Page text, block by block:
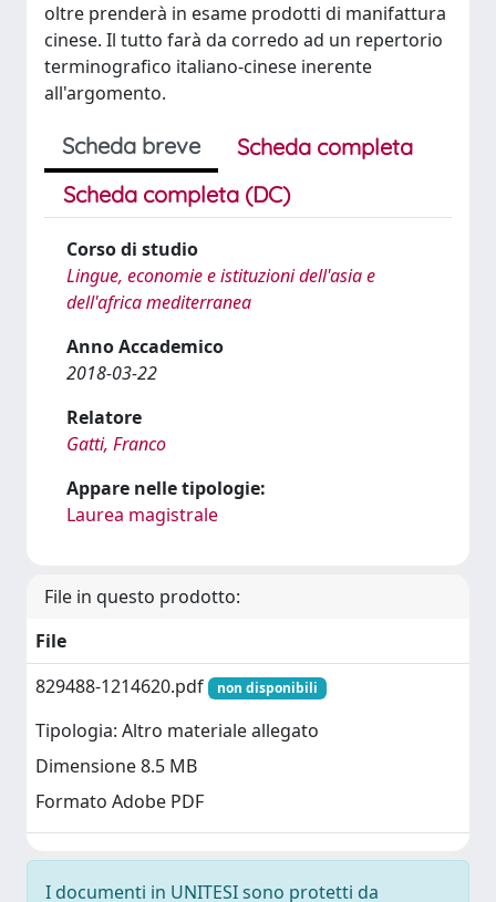
oltre prenderà in esame prodotti di manifattura
cinese. Il tutto farà da corredo ad un repertorio
terminografico italiano-cinese inerente
all'argomento.
Scheda breve
Scheda completa
Scheda completa (DC)
Corso di studio
Lingue, economie e istituzioni dell'asia e
dell'africa mediterranea
Anno Accademico
2018-03-22
Relatore
Gatti, Franco
Appare nelle tipologie:
Laurea magistrale
File in questo prodotto:
File
829488-1214620.pdf
non disponibili
Tipologia: Altro materiale allegato
Dimensione 8.5 MB
Formato Adobe PDF
I documenti in UNITESI sono protetti da